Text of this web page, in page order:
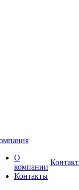
О
компании
Контакты